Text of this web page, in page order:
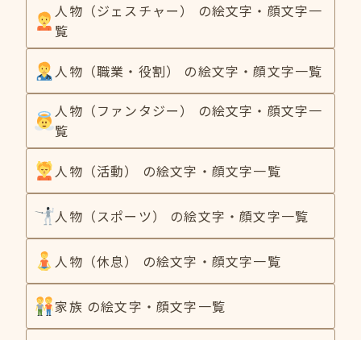
人物（ジェスチャー） の絵文字・顔文字一
覧
人物（職業・役割） の絵文字・顔文字一覧
人物（ファンタジー） の絵文字・顔文字一
覧
人物（活動） の絵文字・顔文字一覧
人物（スポーツ） の絵文字・顔文字一覧
人物（休息） の絵文字・顔文字一覧
家族 の絵文字・顔文字一覧